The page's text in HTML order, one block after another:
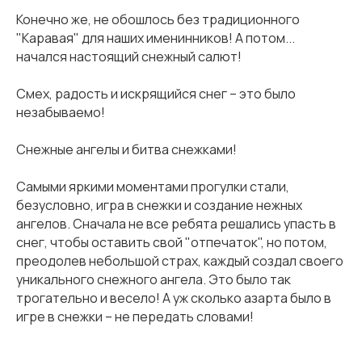
Конечно же, не обошлось без традиционного
"Каравая" для наших именинников! А потом...
начался настоящий снежный салют!
Смех, радость и искрящийся снег – это было
незабываемо!
Снежные ангелы и битва снежками!
Самыми яркими моментами прогулки стали,
безусловно, игра в снежки и создание нежных
ангелов. Сначала не все ребята решались упасть в
снег, чтобы оставить свой "отпечаток", но потом,
преодолев небольшой страх, каждый создал своего
уникального снежного ангела. Это было так
трогательно и весело! А уж сколько азарта было в
игре в снежки – не передать словами!